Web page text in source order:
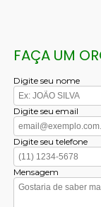
FAÇA UM
Digite seu nome
Digite seu email
Digite seu telefone
Mensagem